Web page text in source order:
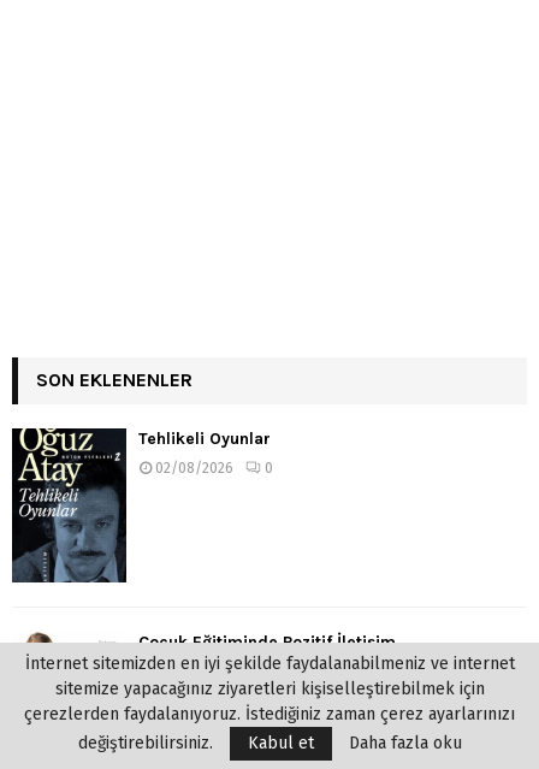
SON EKLENENLER
Tehlikeli Oyunlar
02/08/2026 0
Çocuk Eğitiminde Pozitif İletişim
02/08/2026 0
İnternet sitemizden en iyi şekilde faydalanabilmeniz ve internet
sitemize yapacağınız ziyaretleri kişiselleştirebilmek için
çerezlerden faydalanıyoruz. İstediğiniz zaman çerez ayarlarınızı
değiştirebilirsiniz.
Kabul et Daha fazla oku